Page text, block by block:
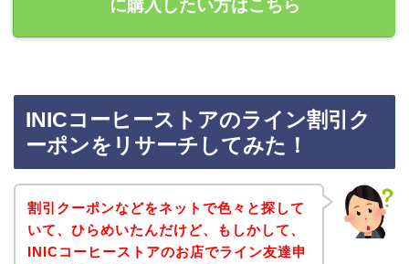
に購入したい方はこちら
INICコーヒーストアのライン割引ク
ーポンをリサーチしてみた！
割引クーポンなどをネットで色々と探して
いて、ひらめいたんだけど、もしかして、
INICコーヒーストアのお店でライン友達申